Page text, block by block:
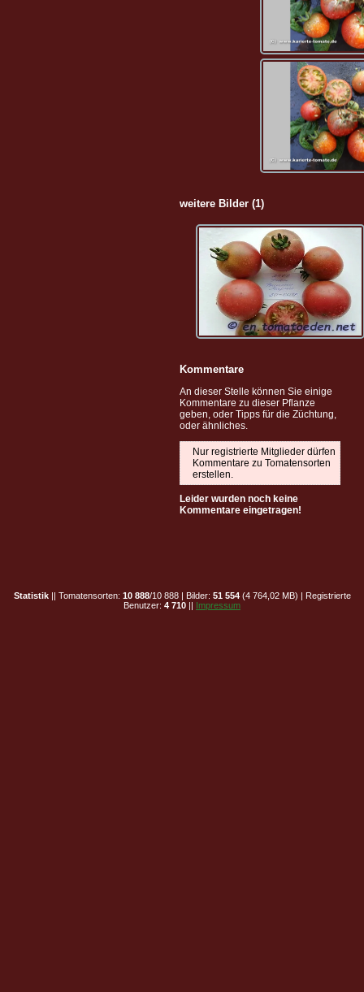
weitere Bilder (1)
Kommentare
An dieser Stelle können Sie einige
Kommentare zu dieser Pflanze
geben, oder Tipps für die Züchtung,
oder ähnliches.
Nur registrierte Mitglieder dürfen
Kommentare zu Tomatensorten
erstellen.
Leider wurden noch keine
Kommentare eingetragen!
Statistik|| Tomatensorten: 10 888/10 888 | Bilder: 51 554(4 764,02 MB) | Registrierte
Benutzer: 4 710 || Impressum